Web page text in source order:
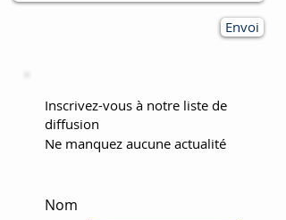
Envoi
Inscrivez-vous à notre liste de
diffusion
Ne manquez aucune actualité
Nom